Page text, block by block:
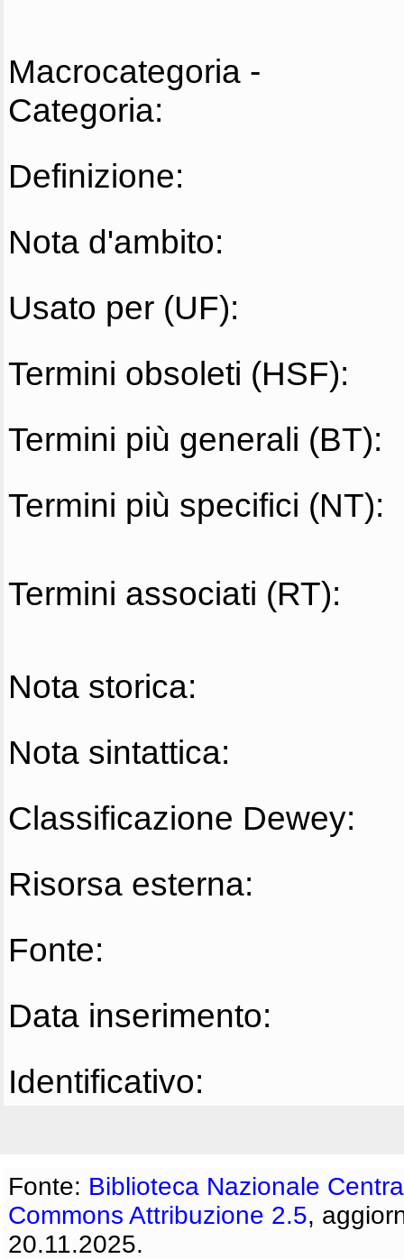
Macrocategoria -
Categoria:
Definizione:
Nota d'ambito:
Usato per (UF):
Termini obsoleti (HSF):
Termini più generali (BT):
Termini più specifici (NT):
Termini associati (RT):
Nota storica:
Nota sintattica:
Classificazione Dewey:
Risorsa esterna:
Fonte:
Data inserimento:
Identificativo:
Fonte: Biblioteca Nazionale
Commons Attribuzione 2.5,
20.11.2025.